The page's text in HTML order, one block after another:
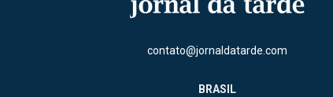
contato@jornaldatarde.com
BRASIL